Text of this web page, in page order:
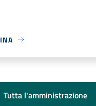
Tutta l'amministrazione